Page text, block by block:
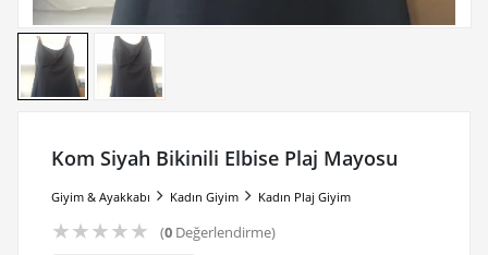
Kom Siyah Bikinili Elbise Plaj Mayosu
Giyim & Ayakkabı Kadın Giyim Kadın Plaj Giyim
★★★★★ (0Değerlendirme)